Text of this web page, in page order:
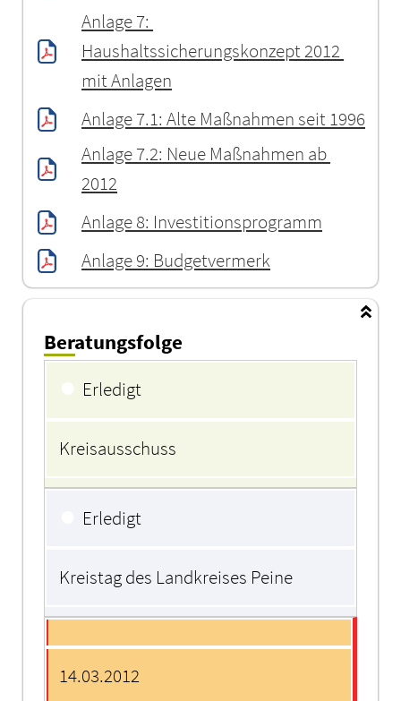
Anlage 7:
Haushaltssicherungskonzept 2012
mit Anlagen
Anlage 7.1: Alte Maßnahmen seit 1996
Anlage 7.2: Neue Maßnahmen ab
2012
Anlage 8: Investitionsprogramm
Anlage 9: Budgetvermerk
Beratungsfolge
● Erledigt
Kreisausschuss
Erledigt
Kreistag des Landkreises Peine
14.03.2012